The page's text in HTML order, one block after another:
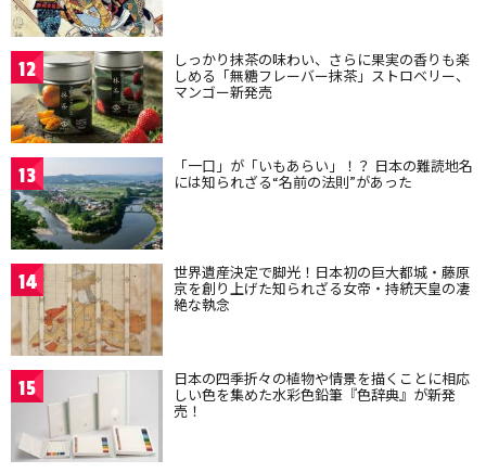
12 しっかり抹茶の味わい、さらに果実の香りも楽
しめる「無糖フレーバー抹茶」ストロベリー、
マンゴー新発売
13 「一口」が「いもあらい」！？ 日本の難読地名
には知られざる“名前の法則”があった
14 世界遺産決定で脚光！日本初の巨大都城・藤原
京を創り上げた知られざる女帝・持統天皇の凄
絶な執念
15 日本の四季折々の植物や情景を描くことに相応
しい色を集めた水彩色鉛筆『色辞典』が新発
売！